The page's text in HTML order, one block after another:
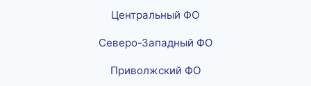
Центральный ФО
Северо-Западный ФО
Приволжский ФО